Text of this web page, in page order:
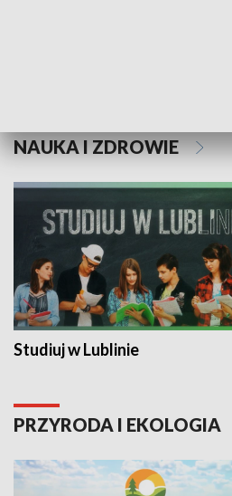
NAUKA I ZDROWIE
Studiuj w Lublinie
PRZYRODA I EKOLOGIA